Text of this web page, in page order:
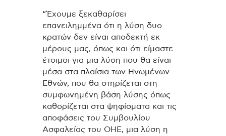
“Έχουμε ξεκαθαρίσει
επανειλημμένα ότι η λύση δυο
κρατών δεν είναι αποδεκτή εκ
μέρους μας, όπως και ότι είμαστε
έτοιμοι για μια λύση που θα είναι
μέσα στα πλαίσια των Ηνωμένων
Εθνών, που θα στηρίζεται στη
συμφωνημένη βάση λύσης όπως
καθορίζεται στα ψηφίσματα και τις
αποφάσεις του Συμβουλίου
Ασφαλείας του ΟΗΕ, μια λύση η